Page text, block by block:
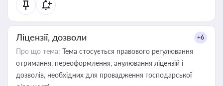
Ліцензії, дозволи +6
Про що тема: Тема стосується правового регулювання
отримання, переоформлення, анулювання ліцензій і
дозволів, необхідних для провадження господарської